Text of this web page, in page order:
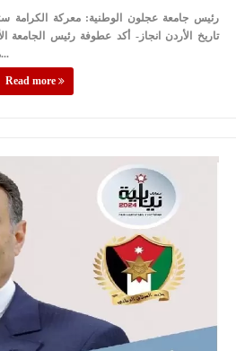
رئيس جامعة عجلون الوطنية: معركة الكرامة
تاريخ الأردن انجاز- أكد عطوفة رئيس الجامعة
معركة الكرامة التي وقعت في 21 آ...
Read more